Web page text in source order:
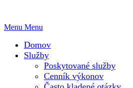
Menu Menu
Domov
Služby
Poskytované služby
Cenník výkonov